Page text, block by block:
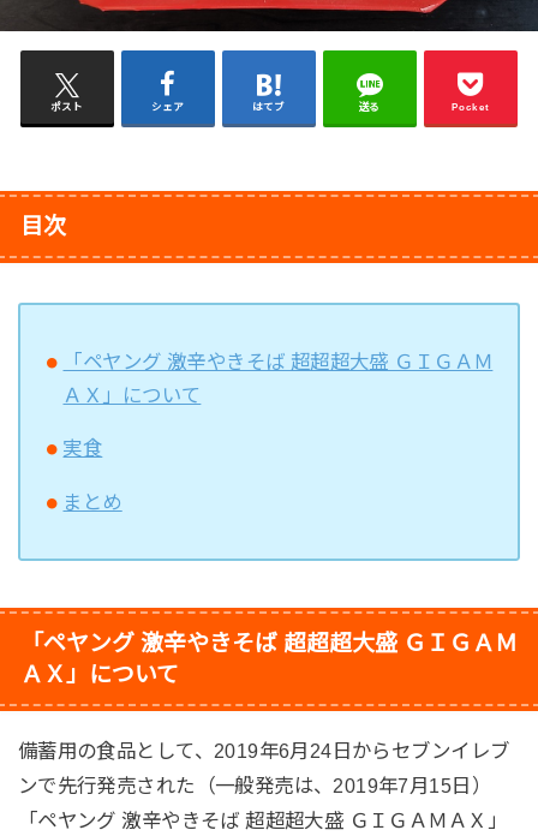
ポスト シェア はてブ 送る Pocket
目次
「ペヤング 激辛やきそば 超超超大盛 ＧＩＧＡＭ
ＡＸ」について
実食
まとめ
「ペヤング 激辛やきそば 超超超大盛 ＧＩＧＡＭ
ＡＸ」について
備蓄用の食品として、2019年6月24日からセブンイレブ
ンで先行発売された（一般発売は、2019年7月15日）
「ペヤング 激辛やきそば 超超超大盛 ＧＩＧＡＭＡＸ」